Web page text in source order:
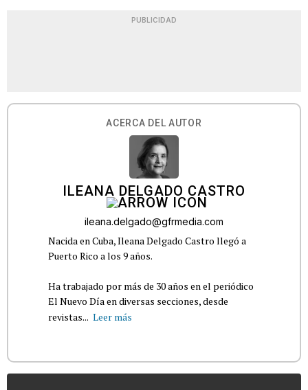
PUBLICIDAD
ACERCA DEL AUTOR
ILEANA DELGADO CASTRO
ileana.delgado@gfrmedia.com
Nacida en Cuba, Ileana Delgado Castro llegó a
Puerto Rico a los 9 años.
Ha trabajado por más de 30 años en el periódico
El Nuevo Día en diversas secciones, desde
revistas... Leer más